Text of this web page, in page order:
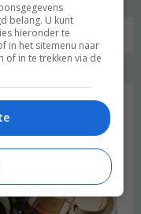
belang. U kunt
hieronder te
in het sitemenu naar
of in te trekken via de